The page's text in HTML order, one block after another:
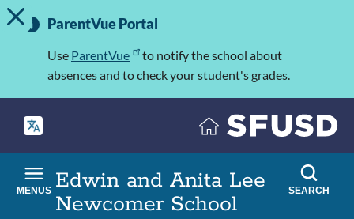
Skip
to
Important
Information
TOGGLE ALERT MESSAGE
ParentVue Portal
Use ParentVue
to notify the school about
absences and to check your student's grades.
Edwin and Anita Lee
Newcomer School
MENUS SEARCH